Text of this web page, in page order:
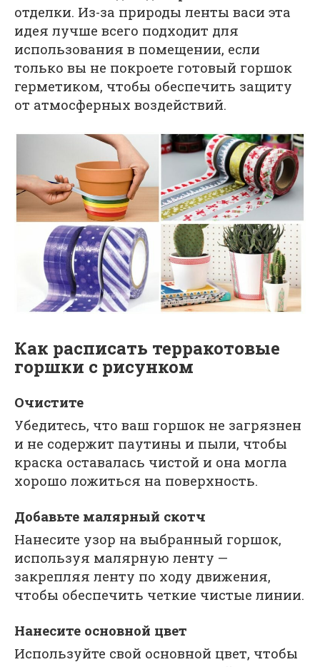
отделки. Из-за природы ленты васи эта
идея лучше всего подходит для
использования в помещении, если
только вы не покроете готовый горшок
герметиком, чтобы обеспечить защиту
от атмосферных воздействий.
Как расписать терракотовые
горшки с рисунком
Очистите
Убедитесь, что ваш горшок не загрязнен
и не содержит паутины и пыли, чтобы
краска оставалась чистой и она могла
хорошо ложиться на поверхность.
Добавьте малярный скотч
Нанесите узор на выбранный горшок,
используя малярную ленту —
закрепляя ленту по ходу движения,
чтобы обеспечить четкие чистые линии.
Нанесите основной цвет
Используйте свой основной цвет, чтобы